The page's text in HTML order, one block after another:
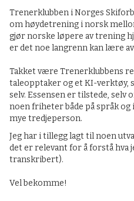
Trenerklubben i Norges
om høydetrening i norsk
gjør norske løpere av trening
er det noe langrenn kan lære av
Takket være Trenerklubbens
taleopptaker og et KI-verktøy,
selv. Essensen er tilstede, selv
noen friheter både på språk
mye tredjeperson.
Jeg har i tillegg lagt til noen
det er relevant for å forstå hva
transkribert).
Vel bekomme!